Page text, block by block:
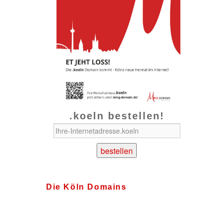
.koeln bestellen!
Die Köln Domains